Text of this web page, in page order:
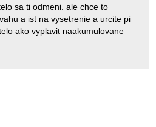
sa ti odmeni. ale chce to
a ist na vysetrenie a urcite pi
ako vyplavit naakumulovane